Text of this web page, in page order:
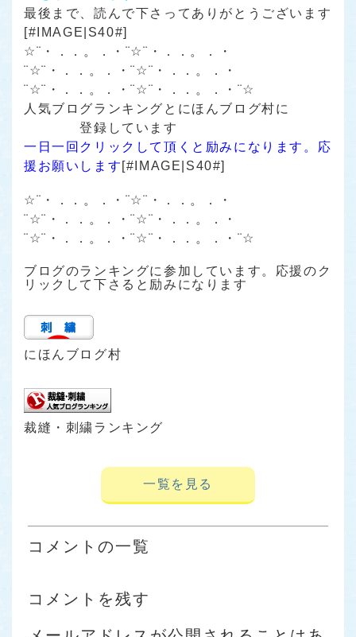
最後まで、読んで下さってありがとうございます
[#IMAGE|S40#]
☆¨・．．。．・¨☆¨・．．。．・
¨☆¨・．．。．・¨☆¨・．．。．・
¨☆¨・．．。．・¨☆¨・．．。．・¨☆
人気ブログランキング と にほんブログ村に
登録しています
一日一回クリックして頂くと励みになります。応
援お願いします [#IMAGE|S40#]
☆¨・．．。．・¨☆¨・．．。．・
¨☆¨・．．。．・¨☆¨・．．。．・
¨☆¨・．．。．・¨☆¨・．．。．・¨☆
ブログのランキングに参加しています。応援のク
リックして下さると励みになります
にほんブログ村
裁縫・刺繍ランキング
一覧を見る
コメントの一覧
コメントを残す